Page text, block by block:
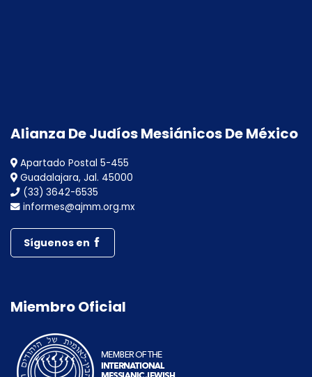
Alianza De Judíos Mesiánicos De México
Apartado Postal 5-455
Guadalajara, Jal. 45000
(33) 3642-6535
informes@ajmm.org.mx
Síguenos en
Miembro Oficial